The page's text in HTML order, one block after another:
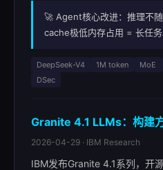
🚀 Agent核心改进：推理不
cache极低内存占用 = 长任
DeepSeek-V4 1M token MoE
DSec
Granite 4.1 LLMs：构建
2026-04-29 · IBM Research
IBM发布Granite 4.1系列，开